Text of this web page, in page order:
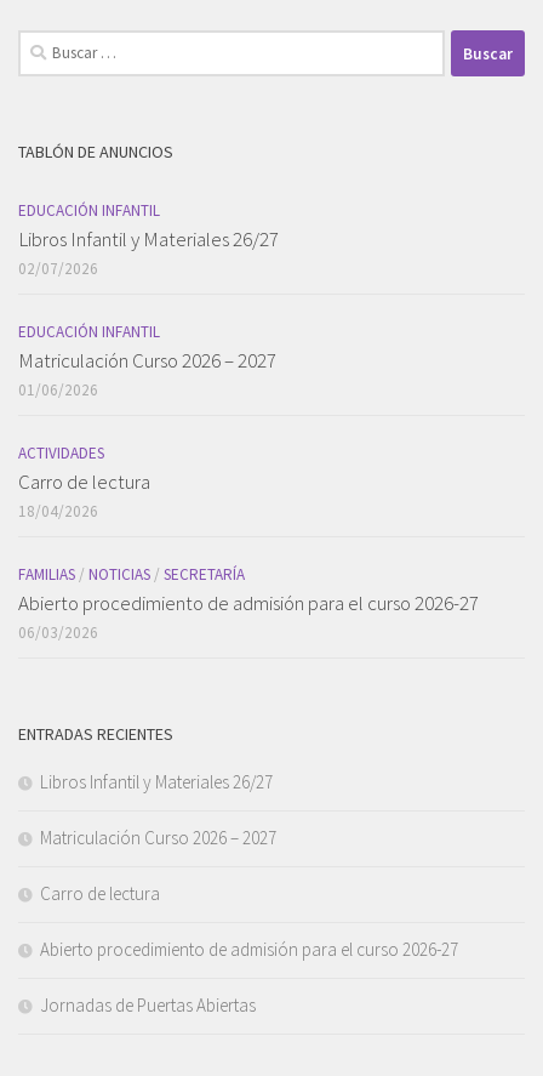
Buscar:
TABLÓN DE ANUNCIOS
EDUCACIÓN INFANTIL
Libros Infantil y Materiales 26/27
02/07/2026
EDUCACIÓN INFANTIL
Matriculación Curso 2026 – 2027
01/06/2026
ACTIVIDADES
Carro de lectura
18/04/2026
FAMILIAS / NOTICIAS / SECRETARÍA
Abierto procedimiento de admisión para el curso 2026-27
06/03/2026
ENTRADAS RECIENTES
Libros Infantil y Materiales 26/27
Matriculación Curso 2026 – 2027
Carro de lectura
Abierto procedimiento de admisión para el curso 2026-27
Jornadas de Puertas Abiertas